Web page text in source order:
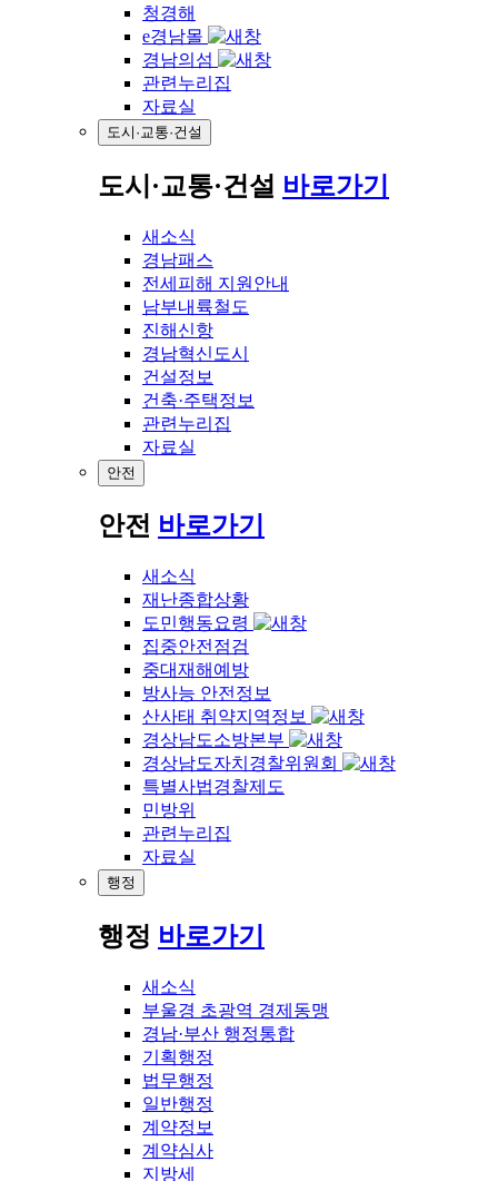
청경해
e경남몰
경남의섬
관련누리집
자료실
도시·교통·건설
도시·교통·건설 바로가기
새소식
경남패스
전세피해 지원안내
남부내륙철도
진해신항
경남혁신도시
건설정보
건축·주택정보
관련누리집
자료실
안전
안전 바로가기
새소식
재난종합상황
도민행동요령
집중안전점검
중대재해예방
방사능 안전정보
산사태 취약지역정보
경상남도소방본부
경상남도자치경찰위원회
특별사법경찰제도
민방위
관련누리집
자료실
행정
행정 바로가기
새소식
부울경 초광역 경제동맹
경남·부산 행정통합
기획행정
법무행정
일반행정
계약정보
계약심사
지방세